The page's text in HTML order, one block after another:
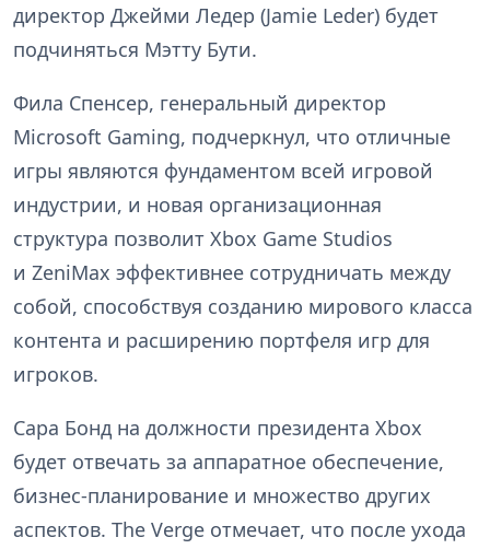
директор Джейми Ледер (Jamie Leder) будет
подчиняться Мэтту Бути.
Фила Спенсер, генеральный директор
Microsoft Gaming, подчеркнул, что отличные
игры являются фундаментом всей игровой
индустрии, и новая организационная
структура позволит Xbox Game Studios
и ZeniMax эффективнее сотрудничать между
собой, способствуя созданию мирового класса
контента и расширению портфеля игр для
игроков.
Сара Бонд на должности президента Xbox
будет отвечать за аппаратное обеспечение,
бизнес-планирование и множество других
аспектов. The Verge отмечает, что после ухода